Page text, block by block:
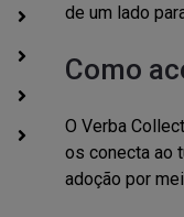
de um lado
Como
O Verba
os conecta ao
adoção por